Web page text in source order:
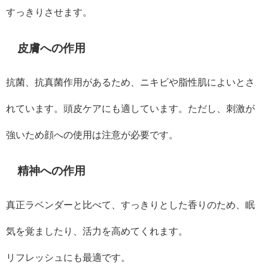
すっきりさせます。
皮膚への作用
抗菌、抗真菌作用があるため、ニキビや脂性肌によいとさ
れています。頭皮ケアにも適しています。ただし、刺激が
強いため顔への使用は注意が必要です。
精神への作用
真正ラベンダーと比べて、すっきりとした香りのため、眠
気を覚ましたり、活力を高めてくれます。
リフレッシュにも最適です。